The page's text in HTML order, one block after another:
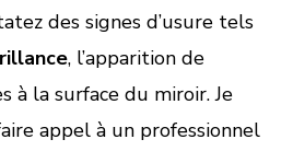
des signes d’usure tels
, l’apparition de
à la surface du miroir. Je
appel à un professionnel